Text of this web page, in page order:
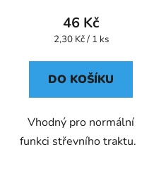
46 Kč
Měrná
2,30 Kč / 1 ks
DO KOŠÍKU
Vhodný pro normální
funkci střevního traktu.